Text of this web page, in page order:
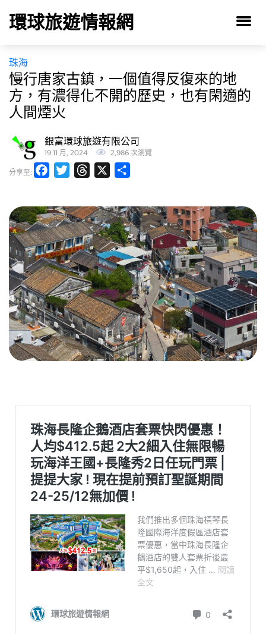
環球旅遊情報網
珠海
慢行唐家古鎮，一個值得反復來的地
方，有濃得化不開的歷史，也有閑適的
人間煙火
銀富環球旅遊有限公司
19 11 月, 2024 2,986 次瀏覽
分享至: FacebookTwitterThreads